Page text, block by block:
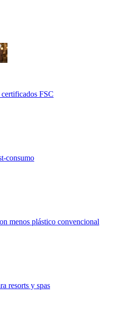
FSC
consumo
menos plástico convencional
resorts y spas